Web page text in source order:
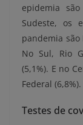
epidemia
Sudeste, os
pandemia são
No Sul, Rio
(5,1%). E no
Federal (6,8%).
Testes de